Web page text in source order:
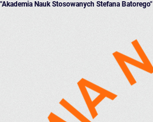
"Akademia Nauk Stosowanych Stefana Batorego"